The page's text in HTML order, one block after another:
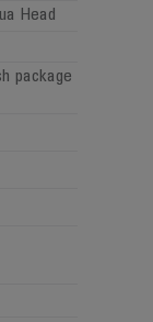
Head
package